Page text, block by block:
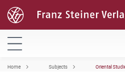
Home Subjects Oriental